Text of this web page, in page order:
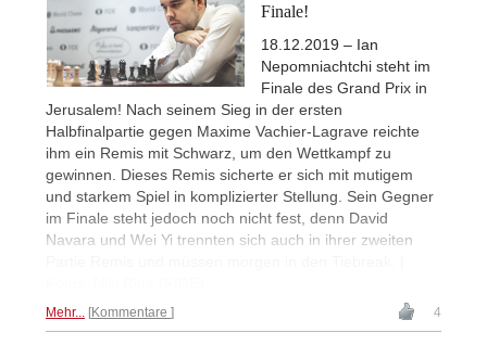
Finale!
18.12.2019 – Ian
Nepomniachtchi steht im
Finale des Grand Prix in
Jerusalem! Nach seinem Sieg in der ersten
Halbfinalpartie gegen Maxime Vachier-Lagrave reichte
ihm ein Remis mit Schwarz, um den Wettkampf zu
gewinnen. Dieses Remis sicherte er sich mit mutigem
und starkem Spiel in komplizierter Stellung. Sein Gegner
im Finale steht jedoch noch nicht fest, denn David
Navara und Wei Yi trennten sich auch in ihrer zweiten
Mehr... Kommentare 4